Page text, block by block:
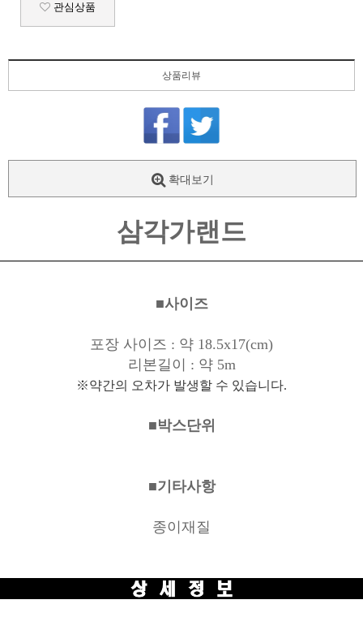
관심상품
상품리뷰
확대보기
삼각가랜드
■사이즈
포장 사이즈 : 약 18.5x17(cm)
리본길이 : 약 5m
※약간의 오차가 발생할 수 있습니다.
■박스단위
■기타사항
종이재질